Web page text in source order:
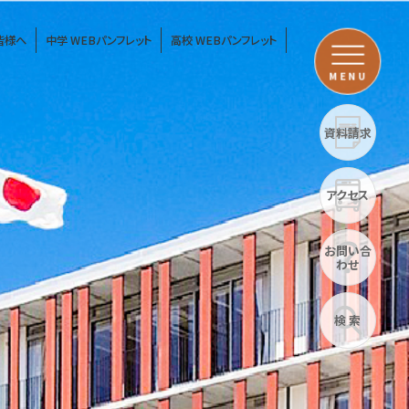
様へ 中学 WEBパンフレット 高校 WEBパンフレット
MENU
資料請求
アクセス
お問い合
わせ
検 索